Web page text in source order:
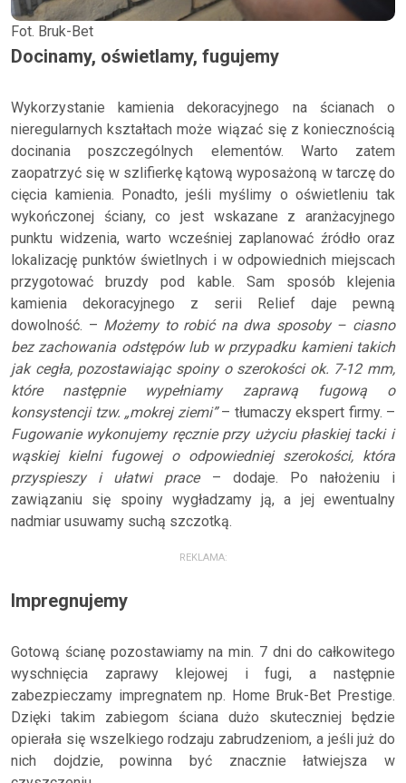
Fot. Bruk-Bet
Docinamy, oświetlamy, fugujemy
Wykorzystanie kamienia dekoracyjnego na ścianach o
nieregularnych kształtach może wiązać się z koniecznością
docinania poszczególnych elementów. Warto zatem
zaopatrzyć się w szlifierkę kątową wyposażoną w tarczę do
cięcia kamienia. Ponadto, jeśli myślimy o oświetleniu tak
wykończonej ściany, co jest wskazane z aranżacyjnego
punktu widzenia, warto wcześniej zaplanować źródło oraz
lokalizację punktów świetlnych i w odpowiednich miejscach
przygotować bruzdy pod kable. Sam sposób klejenia
kamienia dekoracyjnego z serii Relief daje pewną
dowolność. – Możemy to robić na dwa sposoby – ciasno
bez zachowania odstępów lub w przypadku kamieni takich
jak cegła, pozostawiając spoiny o szerokości ok. 7-12 mm,
które następnie wypełniamy zaprawą fugową o
konsystencji tzw. „mokrej ziemi”– tłumaczy ekspert firmy. –
Fugowanie wykonujemy ręcznie przy użyciu płaskiej tacki i
wąskiej kielni fugowej o odpowiedniej szerokości, która
przyspieszy i ułatwi prace– dodaje. Po nałożeniu i
zawiązaniu się spoiny wygładzamy ją, a jej ewentualny
nadmiar usuwamy suchą szczotką.
REKLAMA:
Impregnujemy
Gotową ścianę pozostawiamy na min. 7 dni do całkowitego
wyschnięcia zaprawy klejowej i fugi, a następnie
zabezpieczamy impregnatem np. Home Bruk-Bet Prestige.
Dzięki takim zabiegom ściana dużo skuteczniej będzie
opierała się wszelkiego rodzaju zabrudzeniom, a jeśli już do
nich dojdzie, powinna być znacznie łatwiejsza w